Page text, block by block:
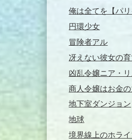
俺は全てを【パ
円環少女
冒険者アル
冴えない彼女の
凶乱令嬢ニア・
商人令嬢はお金
地下室ダンジョン
地球
境界線上のホラ